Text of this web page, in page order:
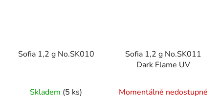
Sofia 1,2 g No.SK010
Skladem (5 ks)
Sofia 1,2 g No.SK011
Dark Flame UV
Momentálně nedostupné